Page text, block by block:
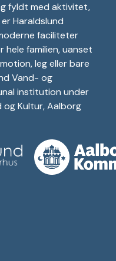
fyldt med aktivitet,
Haraldslund
faciliteter
hele familien, uanset
leg eller bare
Vand- og
institution under
og Kultur, Aalborg